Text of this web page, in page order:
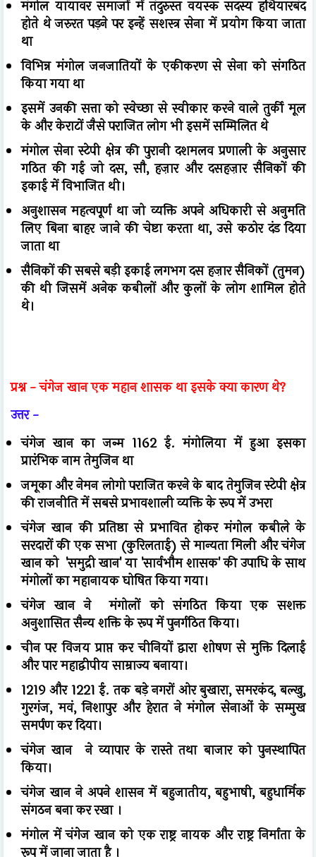
मंगोल यायावर समाजों में तंदुरुस्त वयस्क सदस्य हथियारबंद
होते थे जरुरत पड़ने पर इन्हें सशस्त्र सेना में प्रयोग किया जाता
था
विभिन्न मंगोल जनजातियों के एकीकरण से सेना को संगठित
किया गया था
इसमें उनकी सत्ता को स्वेच्छा से स्वीकार करने वाले तुर्की मूल
के और केराटों जैसे पराजित लोग भी इसमें सम्मिलित थे
मंगोल सेना स्टेपी क्षेत्र की पुरानी दशमलव प्रणाली के अनुसार
गठित की गई जो दस, सौ, हज़ार और दसहज़ार सैनिकों की
इकाई में विभाजित थी।
अनुशासन महत्वपूर्ण था जो व्यक्ति अपने अधिकारी से अनुमति
लिए बिना बाहर जाने की चेष्टा करता था, उसे कठोर दंड दिया
जाता था
सैनिकों की सबसे बड़ी इकाई लगभग दस हज़ार सैनिकों (तुमन)
की थी जिसमें अनेक कबीलों और कुलों के लोग शामिल होते
थे।
प्रश्न -चंगेज खान एक महान शासक था इसके क्या कारण थे?
उत्तर -
चंगेज खान का जन्म 1162 ई. मंगोलिया में हुआ इसका
प्रारंभिक नाम तेमुजिन था
जमूका और नेमन लोगो पराजित करने के बाद तेमुजिन स्टेपी क्षेत्र
की राजनीति में सबसे प्रभावशाली व्यक्ति के रूप में उभरा
चंगेज खान की प्रतिष्ठा से प्रभावित होकर मंगोल कबीले के
सरदारों की एक सभा (कुरिलताई) से मान्यता मिली और चंगेज
खान को 'समुद्री खान' या 'सार्वभौम शासक' की उपाधि के साथ
मंगोलों का महानायक घोषित किया गया।
चंगेज खान ने
मंगोलों को संगठित किया एक सशक्त
अनुशासित सैन्य शक्ति के रूप में पुनर्गठित किया।
चीन पर विजय प्राप्त कर चीनियों द्वारा शोषण से मुक्ति दिलाई
और पार महाद्वीपीय साम्राज्य बनाया।
1219 और 1221 ई. तक बड़े नगरों ओर बुखारा, समरकंद, बल्खु,
गुरगंज, मवं, निशापुर और हेरात ने मंगोल सेनाओं के सम्मुख
समर्पण कर दिया।
चंगेज खान ने व्यापार के रास्ते तथा बाजार को पुनस्थापित
किया।
चंगेज खान ने अपने शासन में बहुजातीय, बहुभाषी, बहुधार्मिक
संगठन बना कर रखा ।
मंगोल में चंगेज खान को एक राष्ट्र नायक और राष्ट्र निर्माता के
रूप में जाना जाता है ।